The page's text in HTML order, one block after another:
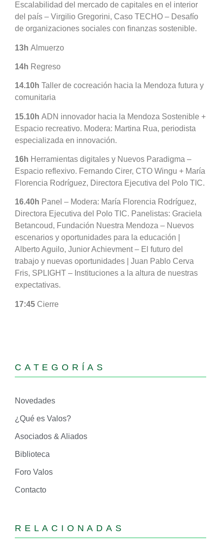
Escalabilidad del mercado de capitales en el interior
del país – Virgilio Gregorini, Caso TECHO – Desafío
de organizaciones sociales con ﬁnanzas sostenible.
13h Almuerzo
14h Regreso
1 4.10h Taller de cocreación hacia la Mendoza futura y
comunitaria
15.10h ADN innovador hacia la Mendoza Sostenible +
Espacio recreativo. Modera: Martina Rua, periodista
especializada en innovación.
16h Herramientas digitales y Nuevos Paradigma –
Espacio reflexivo. Fernando Cirer, CTO Wingu + María
Florencia Rodríguez, Directora Ejecutiva del Polo TIC.
16.40h Panel – Modera: María Florencia Rodríguez,
Directora Ejecutiva del Polo TIC. Panelistas: Graciela
Betancoud, Fundación Nuestra Mendoza – Nuevos
escenarios y oportunidades para la educación |
Alberto Aguilo, Junior Achievment – El futuro del
trabajo y nuevas oportunidades | Juan Pablo Cerva
Fris, SPLIGHT – Instituciones a la altura de nuestras
expectativas.
17:45 Cierre
CATEGORÍAS
Novedades
¿Qué es Valos?
Asociados & Aliados
Biblioteca
Foro Valos
Contacto
RELACIONADAS